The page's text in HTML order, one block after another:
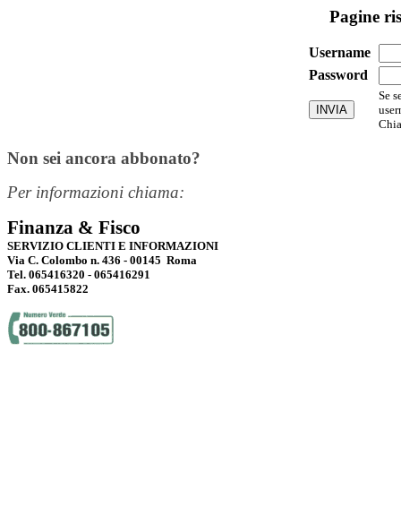
Pagine
Username
Password
Se
Non sei ancora abbonato?
Per informazioni chiama:
Finanza & Fisco
SERVIZIO CLIENTI E INFORMAZIONI
Via C. Colombo n. 436 - 00145 Roma
Tel. 065416320 - 065416291
Fax. 065415822